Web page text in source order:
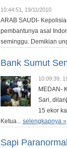
10:44:51, 19/11/2010
ARAB SAUDI-
pembantunya asal
seminggu. Demikian
Bank Sumut
10:09:39,
MEDAN-
Sari,
15 ekor
Ketua... selengkapnya »
Sapi